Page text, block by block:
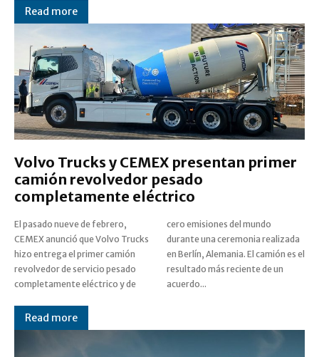
Read more
Volvo Trucks y CEMEX presentan primer
camión revolvedor pesado
completamente eléctrico
El pasado nueve de febrero,
CEMEX anunció que Volvo Trucks
hizo entrega el primer camión
revolvedor de servicio pesado
completamente eléctrico y de
cero emisiones del mundo
durante una ceremonia realizada
en Berlín, Alemania. El camión es el
resultado más reciente de un
acuerdo...
Read more